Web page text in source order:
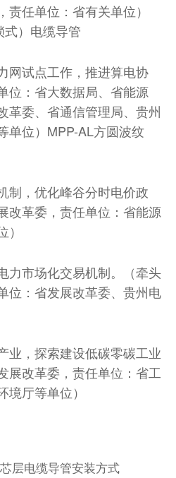
任单位：省有关单位）
式）电缆导管
网试点工作，推进算电协
位：省大数据局、省能源
革委、省通信管理局、贵州
单位）MPP-AL方圆波纹
制，优化峰谷分时电价政
改革委，责任单位：省能源
力市场化交易机制。（牵头
位：省发展改革委、贵州电
业，探索建设低碳零碳工业
展改革委，责任单位：省工
厅等单位）
层电缆导管安装方式